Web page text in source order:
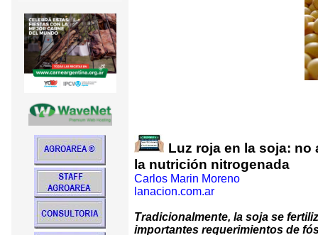
Luz roja en la soja:
la nutrición nitrogenada
Carlos Marin Moreno
lanacion.com.ar
Tradicionalmente, la soja se
importantes requerimientos de